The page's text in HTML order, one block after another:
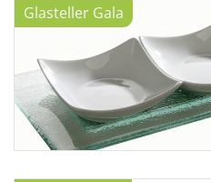
Glasteller Gala